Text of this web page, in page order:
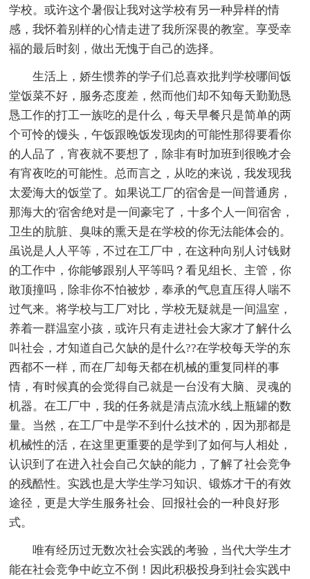
学校。或许这个暑假让我对这学校有另一种异样的情
感，我怀着别样的心情走进了我所深畏的教室。享受幸
福的最后时刻，做出无愧于自己的选择。
生活上，娇生惯养的学子们总喜欢批判学校哪间饭
堂饭菜不好，服务态度差，然而他们却不知每天勤勤恳
恳工作的打工一族吃的是什么，每天早餐只是简单的两
个可怜的馒头，午饭跟晚饭发现肉的可能性那得要看你
的人品了，宵夜就不要想了，除非有时加班到很晚才会
有宵夜吃的可能性。总而言之，从吃的来说，我发现我
太爱海大的饭堂了。如果说工厂的宿舍是一间普通房，
那海大的'宿舍绝对是一间豪宅了，十多个人一间宿舍，
卫生的肮脏、臭味的熏天是在学校的你无法能体会的。
虽说是人人平等，不过在工厂中，在这种向别人讨钱财
的工作中，你能够跟别人平等吗？看见组长、主管，你
敢顶撞吗，除非你不怕被炒，奉承的气息直压得人喘不
过气来。将学校与工厂对比，学校无疑就是一间温室，
养着一群温室小孩，或许只有走进社会大家才了解什么
叫社会，才知道自己欠缺的是什么??在学校每天学的东
西都不一样，而在厂却每天都在机械的重复同样的事
情，有时候真的会觉得自己就是一台没有大脑、灵魂的
机器。在工厂中，我的任务就是清点流水线上瓶罐的数
量。当然，在工厂中是学不到什么技术的，因为那都是
机械性的活，在这里更重要的是学到了如何与人相处，
认识到了在进入社会自己欠缺的能力，了解了社会竞争
的残酷性。实践也是大学生学习知识、锻炼才干的有效
途径，更是大学生服务社会、回报社会的一种良好形
式。
唯有经历过无数次社会实践的考验，当代大学生才
能在社会竞争中屹立不倒！因此积极投身到社会实践中